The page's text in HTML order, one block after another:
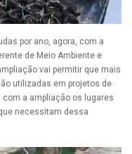
por ano, agora, com a
de Meio Ambiente e
vai permitir que mais
utilizadas em projetos de
a ampliação os lugares
necessitam dessa